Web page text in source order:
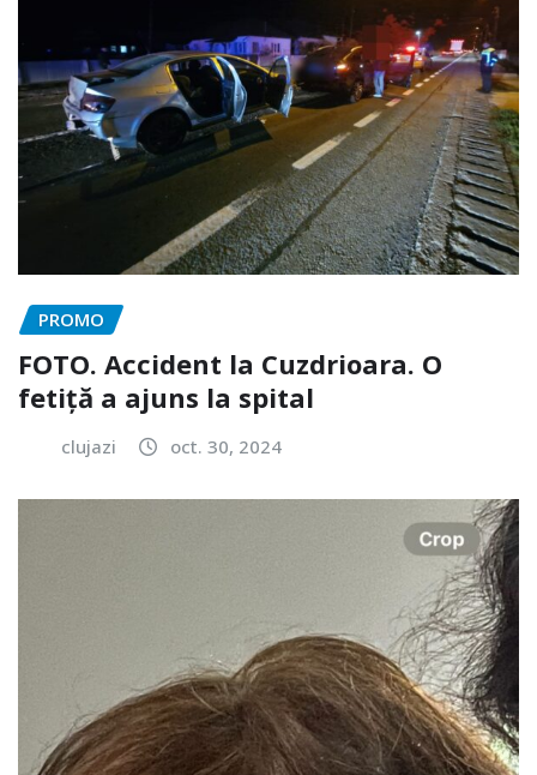
PROMO
FOTO. Accident la Cuzdrioara. O
fetiță a ajuns la spital
clujazi oct. 30, 2024